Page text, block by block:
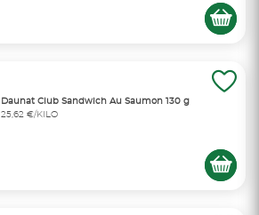
Daunat Club Sandwich Au Saumon 130 g
25,62 €/KILO